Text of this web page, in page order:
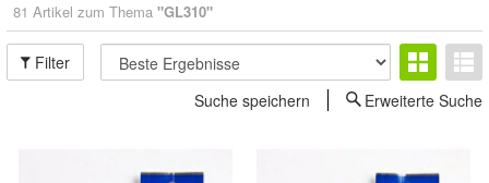
81 Artikel zum Thema "GL310"
Filter
Suche speichern
Erweiterte Suche